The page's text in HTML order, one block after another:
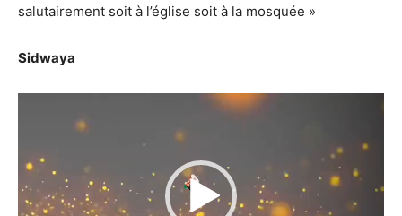
salutairement soit à l’église soit à la mosquée »
Sidwaya
Lecteur